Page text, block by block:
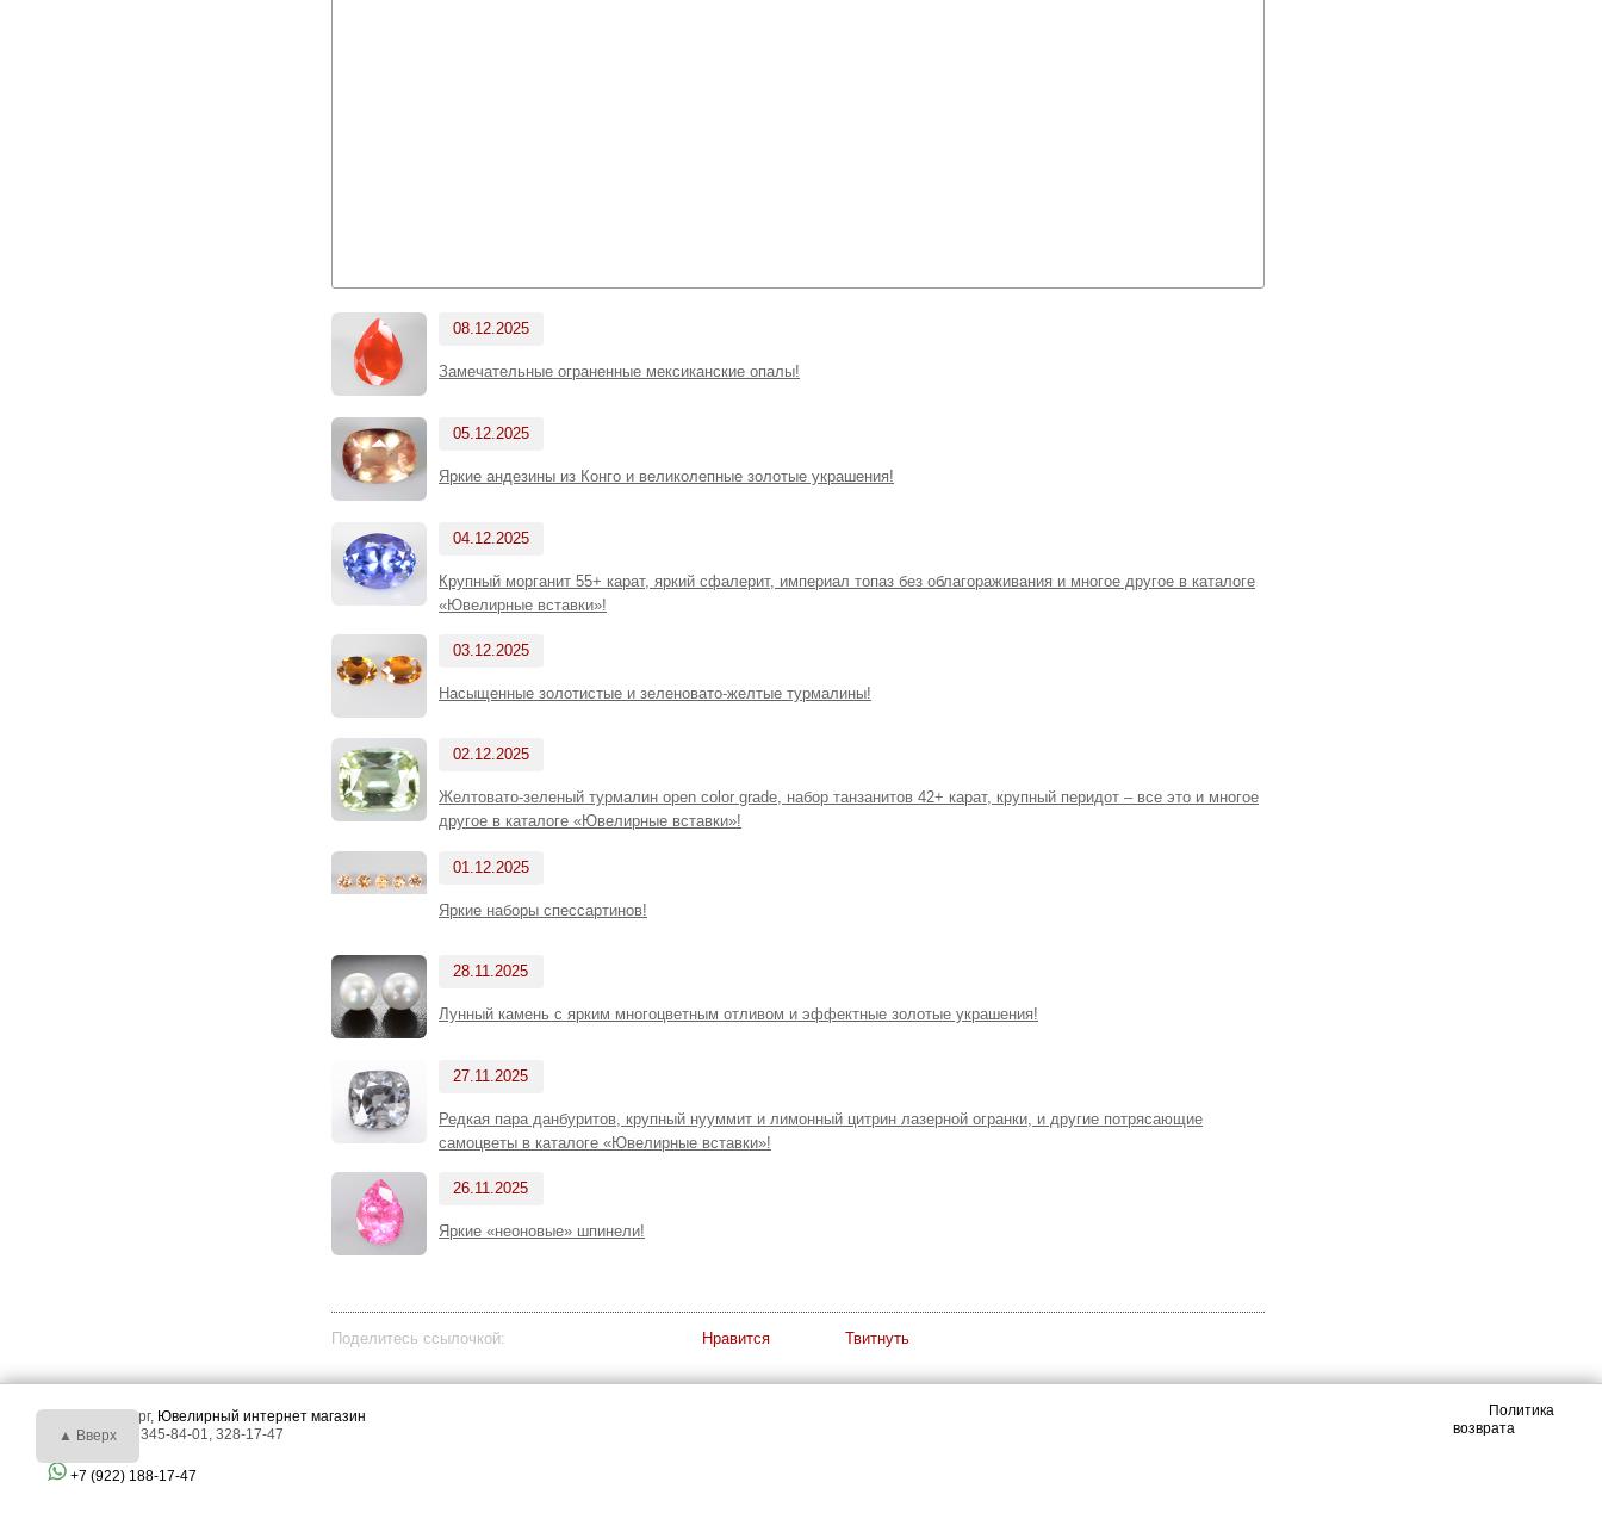
08.12.2025
Замечательные ограненные мексиканские опалы!
05.12.2025
Яркие андезины из Конго и великолепные золотые украшения!
04.12.2025
Крупный морганит 55+ карат, яркий сфалерит, империал топаз без облагораживания и многое другое в каталоге
«Ювелирные вставки»!
03.12.2025
Насыщенные золотистые и зеленовато-желтые турмалины!
02.12.2025
Желтовато-зеленый турмалин open color grade, набор танзанитов 42+ карат, крупный перидот – все это и многое
другое в каталоге «Ювелирные вставки»!
01.12.2025
Яркие наборы спессартинов!
28.11.2025
Лунный камень с ярким многоцветным отливом и эффектные золотые украшения!
27.11.2025
Редкая пара данбуритов, крупный нууммит и лимонный цитрин лазерной огранки, и другие потрясающие
самоцветы в каталоге «Ювелирные вставки»!
26.11.2025
Яркие «неоновые» шпинели!
Поделитесь ссылочкой: Нравится Твитнуть
г. Екатеринбург, Ювелирный интернет магазин
Тел.: +7 (343) 345-84-01, 328-17-47
+7 (922) 188-17-47
Политика
возврата
▲ Вверх